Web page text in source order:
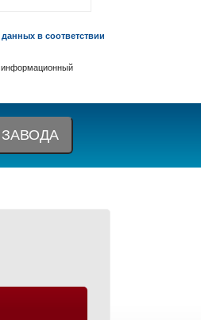
в соответствии
информационный